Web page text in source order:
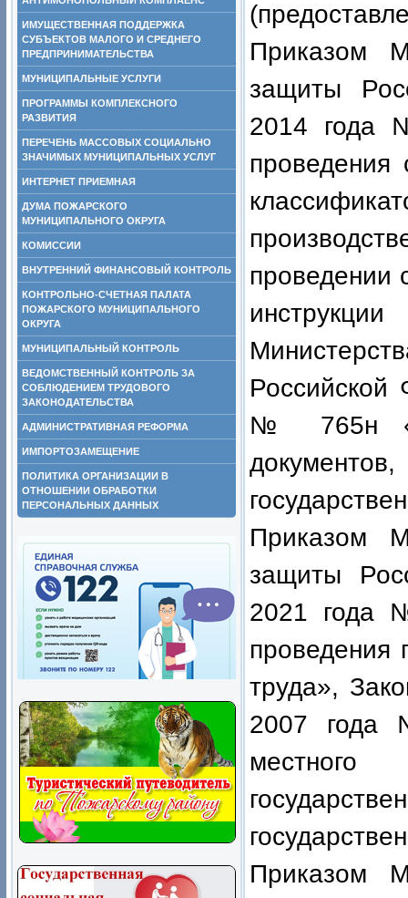
ИМУЩЕСТВЕННАЯ ПОДДЕРЖКА
СУБЪЕКТОВ МАЛОГО И СРЕДНЕГО
ПРЕДПРИНИМАТЕЛЬСТВА
МУНИЦИПАЛЬНЫЕ УСЛУГИ
ПРОГРАММЫ КОМПЛЕКСНОГО
РАЗВИТИЯ
ПЕРЕЧЕНЬ МАССОВЫХ СОЦИАЛЬНО
ЗНАЧИМЫХ МУНИЦИПАЛЬНЫХ УСЛУГ
ИНТЕРНЕТ ПРИЕМНАЯ
ДУМА ПОЖАРСКОГО
МУНИЦИПАЛЬНОГО ОКРУГА
КОМИССИИ
ВНУТРЕННИЙ ФИНАНСОВЫЙ КОНТРОЛЬ
КОНТРОЛЬНО-СЧЕТНАЯ ПАЛАТА
ПОЖАРСКОГО МУНИЦИПАЛЬНОГО
ОКРУГА
МУНИЦИПАЛЬНЫЙ КОНТРОЛЬ
ВЕДОМСТВЕННЫЙ КОНТРОЛЬ ЗА
СОБЛЮДЕНИЕМ ТРУДОВОГО
ЗАКОНОДАТЕЛЬСТВА
АДМИНИСТРАТИВНАЯ РЕФОРМА
ИМПОРТОЗАМЕЩЕНИЕ
ПОЛИТИКА ОРГАНИЗАЦИИ В
ОТНОШЕНИИ ОБРАБОТКИ
ПЕРСОНАЛЬНЫХ ДАННЫХ
Приказом
защиты
2014 года
проведения
проведении
Российской
№ 765н
Приказом
защиты
2021 года
проведения
труда»,
2007 года
местного
Приказом